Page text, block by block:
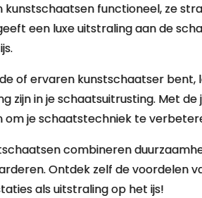
kunstschaatsen functioneel, ze
een luxe uitstraling aan de
of ervaren kunstschaatser
zijn in je schaatsuitrusting. Met
om je schaatstechniek te
combineren
Ontdek zelf de voordelen
als uitstraling op het ijs!